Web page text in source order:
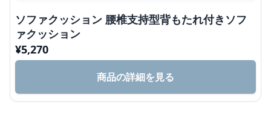
ソファクッション 腰椎支持型背もたれ付きソフ
ァクッション
¥5,270
商品の詳細を見る